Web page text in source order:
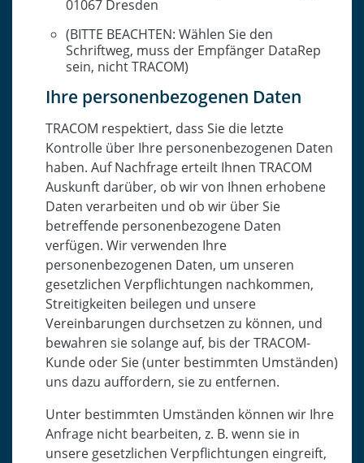
01067 Dresden
(BITTE BEACHTEN: Wählen Sie den
Schriftweg, muss der Empfänger DataRep
sein, nicht TRACOM)
Ihre personenbezogenen Daten
TRACOM respektiert, dass Sie die letzte
Kontrolle über Ihre personenbezogenen Daten
haben. Auf Nachfrage erteilt Ihnen TRACOM
Auskunft darüber, ob wir von Ihnen erhobene
Daten verarbeiten und ob wir über Sie
betreffende personenbezogene Daten
verfügen. Wir verwenden Ihre
personenbezogenen Daten, um unseren
gesetzlichen Verpflichtungen nachkommen,
Streitigkeiten beilegen und unsere
Vereinbarungen durchsetzen zu können, und
bewahren sie solange auf, bis der TRACOM-
Kunde oder Sie (unter bestimmten Umständen)
uns dazu auffordern, sie zu entfernen.
Unter bestimmten Umständen können wir Ihre
Anfrage nicht bearbeiten, z. B. wenn sie in
unsere gesetzlichen Verpflichtungen eingreift,